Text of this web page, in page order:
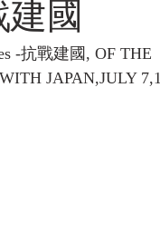
建國
-抗戰建國, OF THE
JAPAN,JULY